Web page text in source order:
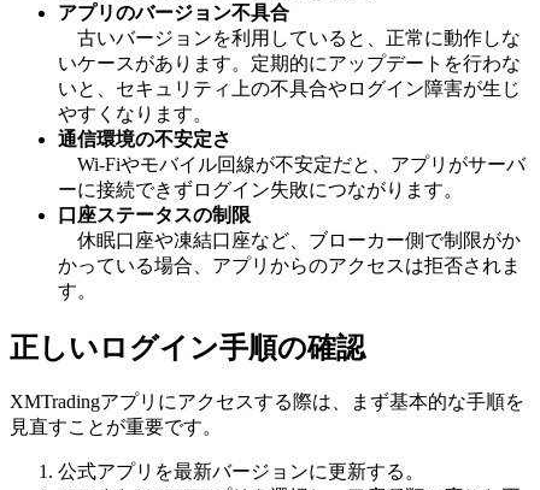
アプリのバージョン不具合
古いバージョンを利用していると、正常に動作しな
いケースがあります。定期的にアップデートを行わな
いと、セキュリティ上の不具合やログイン障害が生じ
やすくなります。
通信環境の不安定さ
Wi-Fiやモバイル回線が不安定だと、アプリがサーバ
ーに接続できずログイン失敗につながります。
口座ステータスの制限
休眠口座や凍結口座など、ブローカー側で制限がか
かっている場合、アプリからのアクセスは拒否されま
す。
正しいログイン手順の確認
XMTradingアプリにアクセスする際は、まず基本的な手順を
見直すことが重要です。
公式アプリを最新バージョンに更新する。